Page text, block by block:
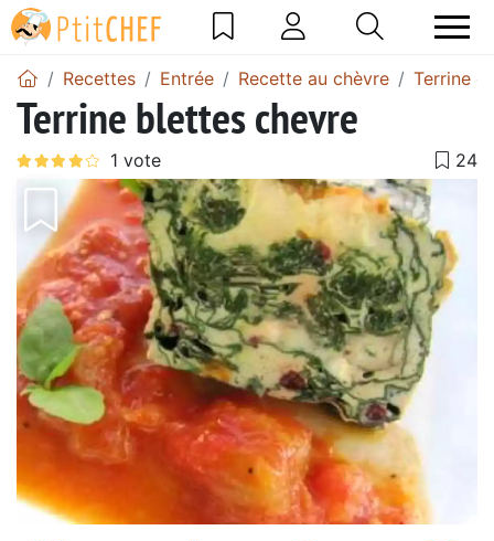
Recettes Entrée Recette au chèvre Terrine
Terrine blettes chevre